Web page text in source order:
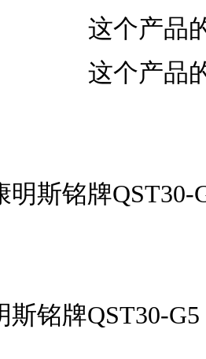
这个产品
这个产品
明斯铭牌
斯铭牌QST30-